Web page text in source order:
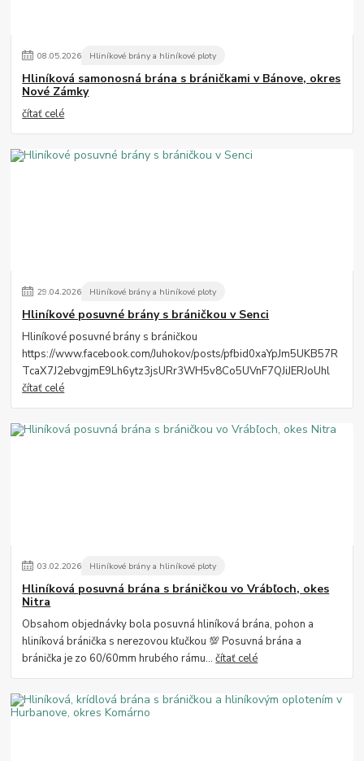
08.05.2026 Hliníkové brány a hliníkové ploty
Hliníková samonosná brána s bráničkami v Bánove, okres
Nové Zámky
čítať celé
29.04.2026 Hliníkové brány a hliníkové ploty
Hliníkové posuvné brány s bráničkou v Senci
Hliníkové posuvné brány s bráničkou
https://www.facebook.com/Juhokov/posts/pfbid0xaYpJm5UKB57R
TcaX7J2ebvgjmE9Lh6ytz3jsURr3WH5v8Co5UVnF7QJiJERJoUhl
čítať celé
03.02.2026 Hliníkové brány a hliníkové ploty
Hliníková posuvná brána s bráničkou vo Vrábľoch, okes
Nitra
Obsahom objednávky bola posuvná hliníková brána, pohon a
hliníková bránička s nerezovou kľučkou 💯 Posuvná brána a
bránička je zo 60/60mm hrubého rámu...čítať celé